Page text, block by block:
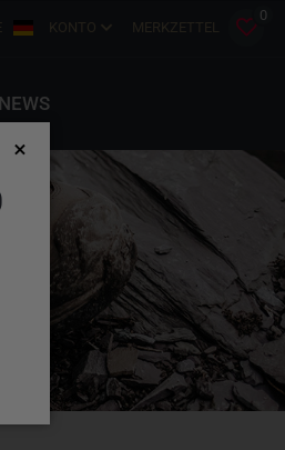
KONTO MERKZETTEL
0
NEWS